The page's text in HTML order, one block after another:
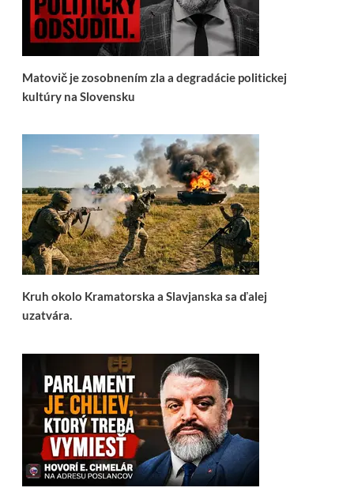
Matovič je zosobnením zla a degradácie politickej
kultúry na Slovensku
Kruh okolo Kramatorska a Slavjanska sa ďalej
uzatvára.